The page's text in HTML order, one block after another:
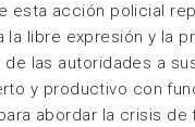
esta acción policial
libre expresión y la
las autoridades a
y productivo con
abordar la crisis de